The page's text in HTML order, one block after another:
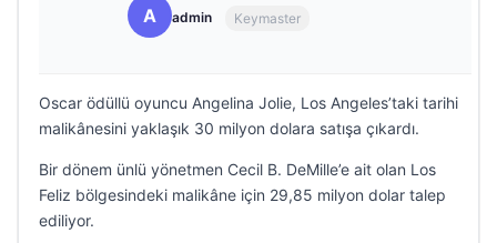
A admin Keymaster
Oscar ödüllü oyuncu Angelina Jolie, Los Angeles’taki tarihi
malikânesini yaklaşık 30 milyon dolara satışa çıkardı.
Bir dönem ünlü yönetmen Cecil B. DeMille’e ait olan Los
Feliz bölgesindeki malikâne için 29,85 milyon dolar talep
ediliyor.